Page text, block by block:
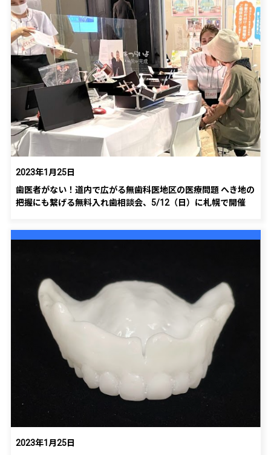
2023年1月25日
歯医者がない！道内で広がる無歯科医地区の医療問題 へき地の
把握にも繋げる無料入れ歯相談会、5/12（日）に札幌で開催
2023年1月25日